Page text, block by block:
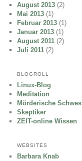
August 2013 (2)
Mai 2013 (1)
Februar 2013 (1)
Januar 2013 (1)
August 2011 (2)
Juli 2011 (2)
BLOGROLL
Linux-Blog
Meditation
Mörderische
Skeptiker
ZEIT-online Wissen
WEBSITES
Barbara Knab